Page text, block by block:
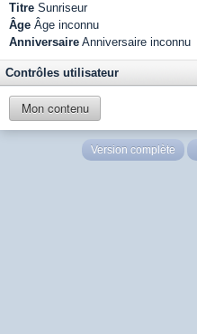
Titre Sunriseur
Âge Âge inconnu
Anniversaire Anniversaire inconnu
Contrôles utilisateur
Mon contenu
Version complète